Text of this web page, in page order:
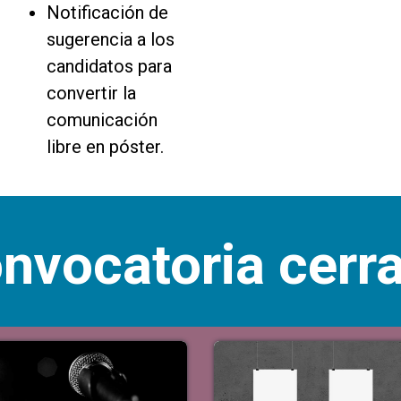
Notificación de
sugerencia a los
candidatos para
convertir la
comunicación
libre en póster.